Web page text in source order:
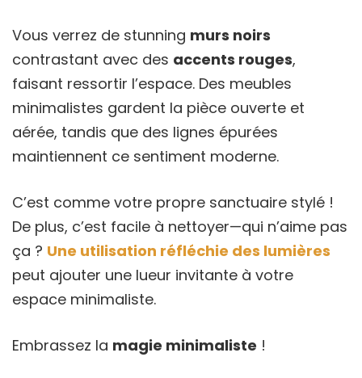
Vous verrez de stunning murs noirs
contrastant avec des accents rouges,
faisant ressortir l’espace. Des meubles
minimalistes gardent la pièce ouverte et
aérée, tandis que des lignes épurées
maintiennent ce sentiment moderne.
C’est comme votre propre sanctuaire stylé !
De plus, c’est facile à nettoyer—qui n’aime pas
ça ? Une utilisation réfléchie des lumières
peut ajouter une lueur invitante à votre
espace minimaliste.
Embrassez la magie minimaliste !